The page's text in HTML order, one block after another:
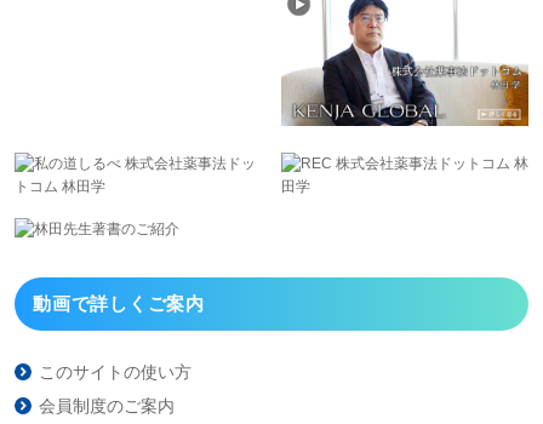
動画で詳しくご案内
このサイトの使い方
会員制度のご案内